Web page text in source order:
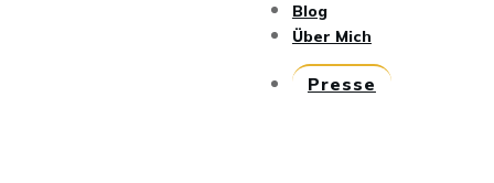
Blog
Über Mich
Presse